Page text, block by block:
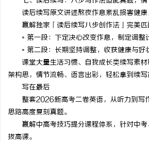
读后续写原文讲述熬夜作息紊乱损害健
赢解独家「读后续写八步创作法」完美匹
▫️ 第一段：下定决心改变作息，制定调整
▫️ 第二段：长期坚持调整，收获健康与好
课堂大量生活习惯、自我成长类续写素
架构思，情节流畅、语言出彩，轻松拿到续写
写在最后
整套2026新高考二卷英语，从听力到写
思路高度复刻真题。
赢解中高考技巧提分课程体系，针对中
拔高课。